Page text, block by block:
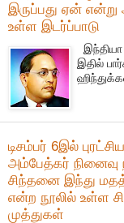
இருப்பது ஏன் என்று
உள்ள இடர்ப்பாடு
இதில்
டிசம்பர் 6இல்
அம்பேத்கர் நினைவு
சிந்தனை இந்து
என்ற நூலில் உள்ள
முத்துகள்